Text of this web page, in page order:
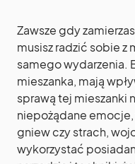
Zawsze gdy
musisz radzić sobie z
samego wydarzenia.
mieszanka, mają
sprawą tej mieszanki
niepożądane
gniew czy strach,
wykorzystać